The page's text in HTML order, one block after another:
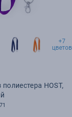
+7
цветов
HOST,